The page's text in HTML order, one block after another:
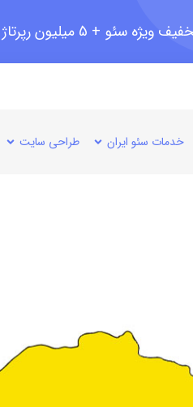
خدمات سئو ایران طراحی سایت